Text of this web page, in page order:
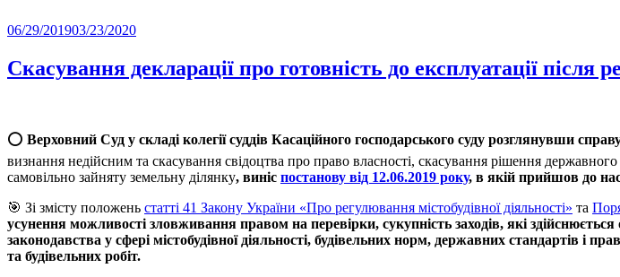
Posted
06/29/201903/23/2020
Скасування декларації про готовність до експлуатації після
⭕️ Верховний Суд у складі колегії суддів Касаційного господарського суду розглянувши
визнання недійсним та скасування свідоцтва про право власності, скасування рішення державного
самовільно зайняту земельну ділянку, виніс постанову від 12.06.2019 року, в якій прийшов до
🎯 Зі змісту положень статті 41 Закону України «Про регулювання містобудівної діяльності» та
усунення можливості зловживання правом на перевірки, сукупність заходів, які
законодавства у сфері містобудівної діяльності, будівельних норм, державних стандартів і
та будівельних робіт.